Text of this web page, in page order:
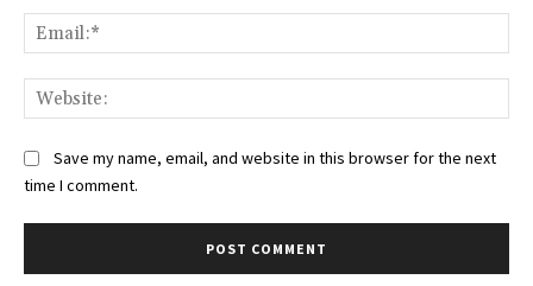
Save my name, email, and website in this browser for the next
time I comment.